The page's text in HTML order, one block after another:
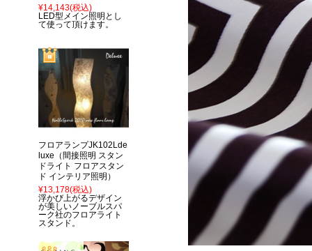
¥14,143(税込)
LED型メイン照明とし
て使って頂けます。
フロアランプJK102Lde
luxe（間接照明 スタン
ドライト フロアスタン
ド インテリア照明）
¥13,178(税込)
浮かび上がるデザイン
が美しいノーブルスパ
ーク社のフロアライト
スタンド。